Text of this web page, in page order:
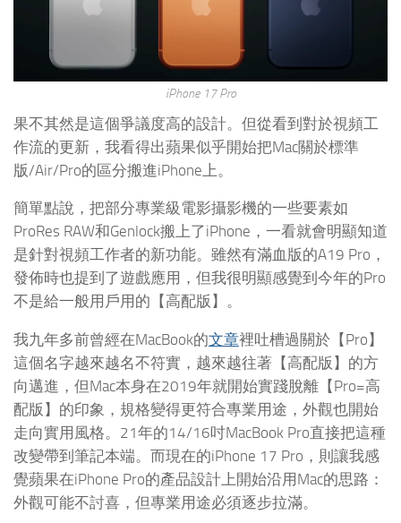
iPhone 17 Pro
果不其然是這個爭議度高的設計。但從看到對於視頻工
作流的更新，我看得出蘋果似乎開始把Mac關於標準
版/Air/Pro的區分搬進iPhone上。
簡單點說，把部分專業級電影攝影機的一些要素如
ProRes RAW和Genlock搬上了iPhone，一看就會明顯知道
是針對視頻工作者的新功能。雖然有滿血版的A19 Pro，
發佈時也提到了遊戲應用，但我很明顯感覺到今年的Pro
不是給一般用戶用的【高配版】。
我九年多前曾經在MacBook的文章裡吐槽過關於【Pro】
這個名字越來越名不符實，越來越往著【高配版】的方
向邁進，但Mac本身在2019年就開始實踐脫離【Pro=高
配版】的印象，規格變得更符合專業用途，外觀也開始
走向實用風格。21年的14/16吋MacBook Pro直接把這種
改變帶到筆記本端。而現在的iPhone 17 Pro，則讓我感
覺蘋果在iPhone Pro的產品設計上開始沿用Mac的思路：
外觀可能不討喜，但專業用途必須逐步拉滿。